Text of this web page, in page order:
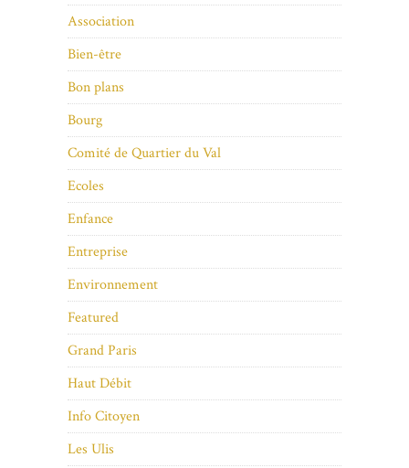
Association
Bien-être
Bon plans
Bourg
Comité de Quartier du Val
Ecoles
Enfance
Entreprise
Environnement
Featured
Grand Paris
Haut Débit
Info Citoyen
Les Ulis